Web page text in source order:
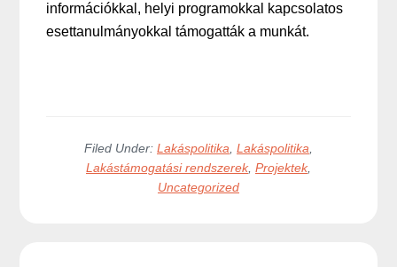
információkkal, helyi programokkal kapcsolatos
esettanulmányokkal támogatták a munkát.
Filed Under: Lakáspolitika, Lakáspolitika,
Lakástámogatási rendszerek, Projektek,
Uncategorized